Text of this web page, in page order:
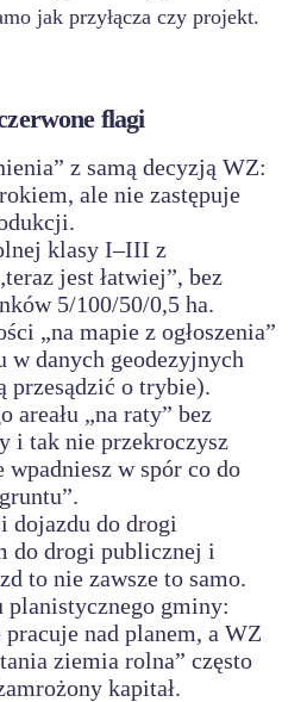
jak przyłącza czy projekt.
flagi
z samą decyzją WZ:
ale nie zastępuje
klasy I–III z
jest łatwiej”, bez
5/100/50/0,5 ha.
„na mapie z ogłoszenia”
w danych geodezyjnych
przesądzić o trybie).
areału „na raty” bez
i tak nie przekroczysz
w spór co do
dojazdu do drogi
do drogi publicznej i
to nie zawsze to samo.
planistycznego gminy:
nad planem, a WZ
ziemia rolna” często
kapitał.